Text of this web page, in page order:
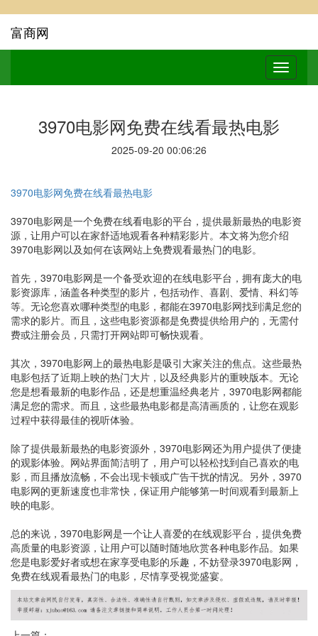
富商网
3970电影网免费在线看最热电影
2025-09-20 00:06:26
3970电影网免费在线看最热电影
3970电影网是一个免费在线看电影的平台，提供最新最热的电影资
源，让用户可以在家舒适地观看各种精彩影片。本文将为您介绍
3970电影网以及如何在该网站上免费观看最热门的电影。
首先，3970电影网是一个备受欢迎的在线电影平台，拥有庞大的电
影资源库，涵盖各种类型的影片，包括动作、喜剧、爱情、科幻等
等。无论您喜欢哪种类型的电影，都能在3970电影网找到满足您的
需求的影片。而且，这些电影资源都是免费提供给用户的，无需付
费或注册会员，只需打开网站即可畅快观看。
其次，3970电影网上的最热电影是吸引大家关注的焦点。这些最热
电影包括了近期上映的热门大片，以及经典影片的重映版本。无论
您是想看最新的电影作品，还是想重温经典老片，3970电影网都能
满足您的需求。而且，这些最热电影都是高清画质的，让您在观影
过程中获得最佳的视听体验。
除了提供最新最热的电影资源外，3970电影网还为用户提供了便捷
的观影体验。网站界面简洁明了，用户可以轻松找到自己喜欢的电
影，而且播放流畅，不会出现卡顿或广告干扰的情况。另外，3970
电影网的更新速度也非常快，保证用户能够第一时间观看到最新上
映的电影。
总的来说，3970电影网是一个让人喜爱的在线观影平台，提供免费
高质量的电影资源，让用户可以随时随地欣赏各种电影作品。如果
您是电影爱好者或想在家享受电影的乐趣，不妨登录3970电影网，
免费在线观看最热门的电影，尽情享受视觉盛宴。